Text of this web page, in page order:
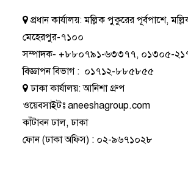
প্রধান কার্যালয়:মল্লিক পুকুরের পূর্বপাশে,
মেহেরপুর-৭১০০
সম্পাদক- +৮৮০৭৯১-৬৩৩৭৭, ০১৩০৫-
বিজ্ঞাপন বিভাগ: ০১৭১২-৮৮৫৮৫৫
ঢাকা কার্যালয়:আনিশা গ্রুপ
ওয়েবসাইটঃaneeshagroup.com
কাঁটাবন ঢাল, ঢাকা
ফোন(ঢাকা অফিস) : ০২-৯৬৭১০২৮